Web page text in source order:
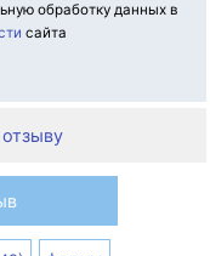
обработку данных в
сайта